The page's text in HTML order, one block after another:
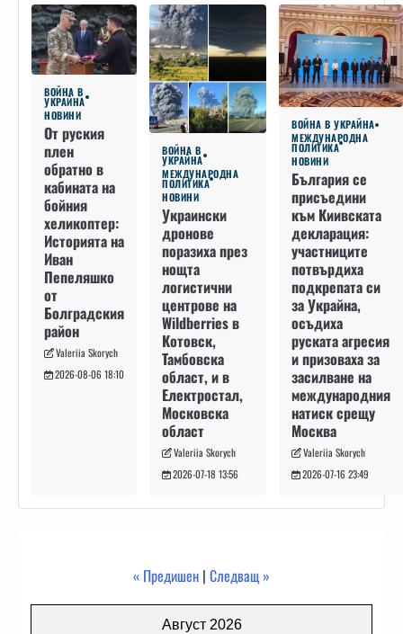
ВОЙНА В
УКРАЙНА
НОВИНИ
От руския
плен
обратно в
кабината на
бойния
хеликоптер:
Историята на
Иван
Пепеляшко
от
Болградския
район
Valeriia Skorych
2026-08-06 18:10
ВОЙНА В
УКРАЙНА
МЕЖДУНАРОДНА
ПОЛИТИКА
НОВИНИ
Украински
дронове
поразиха през
нощта
логистични
центрове на
Wildberries в
Котовск,
Тамбовска
област, и в
Електростал,
Московска
област
Valeriia Skorych
2026-07-18 13:56
ВОЙНА В УКРАЙНА
МЕЖДУНАРОДНА
ПОЛИТИКА
НОВИНИ
България се
присъедини
към Киивската
декларация:
участниците
потвърдиха
подкрепата си
за Украйна,
осъдиха
руската агресия
и призоваха за
засилване на
международния
натиск срещу
Москва
Valeriia Skorych
2026-07-16 23:49
« Предишен | Следващ »
Август 2026